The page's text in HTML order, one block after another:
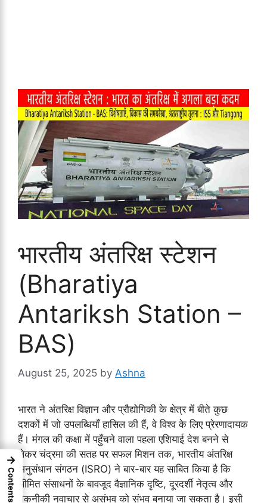
भारतीय अंतरिक्ष स्टेशन
(Bharatiya
Antariksh Station –
BAS)
August 25, 2025 by Ashna
भारत ने अंतरिक्ष विज्ञान और प्रौद्योगिकी के क्षेत्र में बीते कुछ
दशकों में जो उपलब्धियाँ हासिल की हैं, वे विश्व के लिए प्रेरणादायक
हैं। मंगल की कक्षा में पहुँचने वाला पहला एशियाई देश बनने से
लेकर चंद्रमा की सतह पर सफल मिशन तक, भारतीय अंतरिक्ष
अनुसंधान संगठन (ISRO) ने बार-बार यह साबित किया है कि
सीमित संसाधनों के बावजूद वैज्ञानिक दृष्टि, दूरदर्शी नेतृत्व और
तकनीकी नवाचार से असंभव को संभव बनाया जा सकता है। इसी
→
Contents